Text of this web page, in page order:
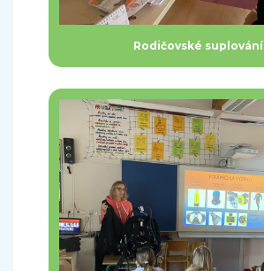
Rodičovské suplování